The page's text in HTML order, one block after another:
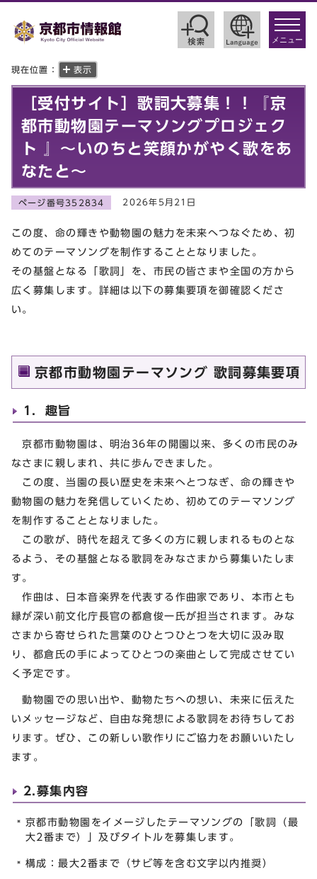
toggle
メニュー
現在位置： 表示
［受付サイト］歌詞大募集！！『京
都市動物園テーマソングプロジェク
ト 』～いのちと笑顔かがやく歌をあ
なたと～
ページ番号352834 2026年5月21日
この度、命の輝きや動物園の魅力を未来へつなぐため、初
めてのテーマソングを制作することとなりました。
その基盤となる「歌詞」を、市民の皆さまや全国の方から
広く募集します。詳細は以下の募集要項を御確認くださ
い。
京都市動物園テーマソング 歌詞募集要項
1．趣旨
京都市動物園は、明治36年の開園以来、多くの市民のみ
なさまに親しまれ、共に歩んできました。
この度、当園の長い歴史を未来へとつなぎ、命の輝きや
動物園の魅力を発信していくため、初めてのテーマソング
を制作することとなりました。
この歌が、時代を超えて多くの方に親しまれるものとな
るよう、その基盤となる歌詞をみなさまから募集いたしま
す。
作曲は、日本音楽界を代表する作曲家であり、本市とも
縁が深い前文化庁長官の都倉俊一氏が担当されます。みな
さまから寄せられた言葉のひとつひとつを大切に汲み取
り、都倉氏の手によってひとつの楽曲として完成させてい
く予定です。
動物園での思い出や、動物たちへの想い、未来に伝えた
いメッセージなど、自由な発想による歌詞をお待ちしてお
ります。ぜひ、この新しい歌作りにご協力をお願いいたし
ます。
2.募集内容
京都市動物園をイメージしたテーマソングの「歌詞（最
大2番まで）」及びタイトルを募集します。
構成：最大2番まで（サビ等を含む文字以内推奨）